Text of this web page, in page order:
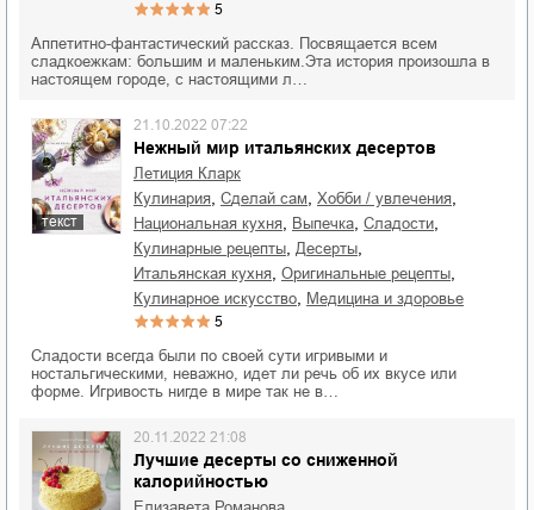
5
Аппетитно-фантастический рассказ. Посвящается всем
сладкоежкам: большим и маленьким.Эта история произошла в
настоящем городе, с настоящими л…
текст
Нежный мир итальянских десертов
21.10.2022 07:22
Летиция Кларк
кулинария
сделай сам хобби / увлечения
национальная кухня выпечка сладости
кулинарные рецепты десерты
итальянская кухня оригинальные рецепты
кулинарное искусство медицина и здоровье
5
Сладости всегда были по своей сути игривыми и
ностальгическими, неважно, идет ли речь об их вкусе или
форме. Игривость нигде в мире так не в…
Лучшие десерты со сниженной
калорийностью
20.11.2022 21:08